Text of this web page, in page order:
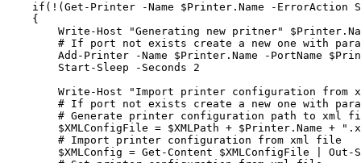
if(!(Get-Printer -Name $Printer.Name -ErrorAction
    {
Write-Host "Generating new pritner"
# If port not exists create a new one with
Add-Printer -Name $Printer.Name -PortName
        Start-Sleep -Seconds 2
Write-Host "Import printer configuration from
# If port not exists create a new one with
# Generate printer configuration path to xml
$XMLConfigFile = $XMLPath + $Printer.Name +
        # Import printer configuration from xml file
$XMLConfig = Get-Content $XMLConfigFile | Out-